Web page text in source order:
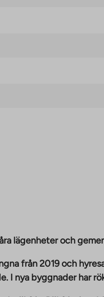
lägenheter och
från 2019 och
I nya byggnader har